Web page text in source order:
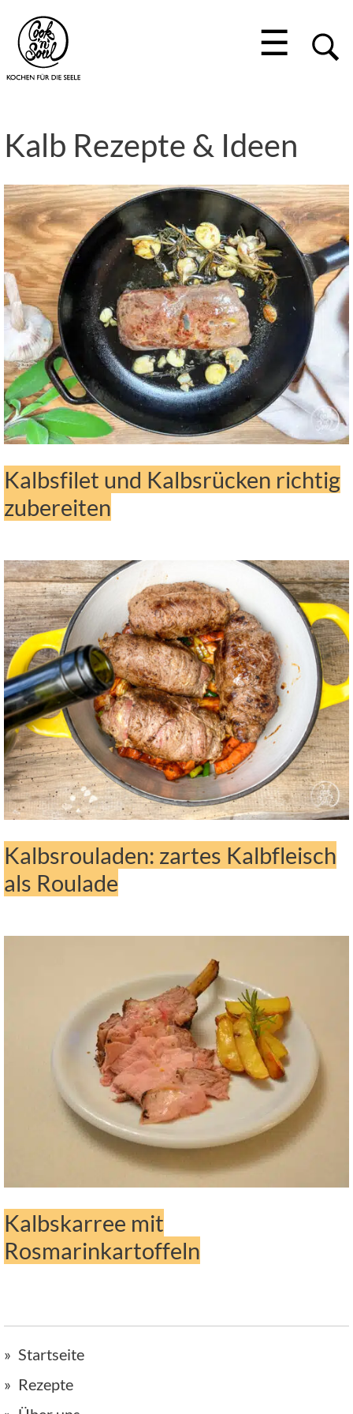
☰
Kalb Rezepte & Ideen
Kalbsfilet und Kalbsrücken richtig
zubereiten
Kalbsrouladen: zartes Kalbfleisch
als Roulade
Kalbskarree mit
Rosmarinkartoffeln
Startseite
Rezepte